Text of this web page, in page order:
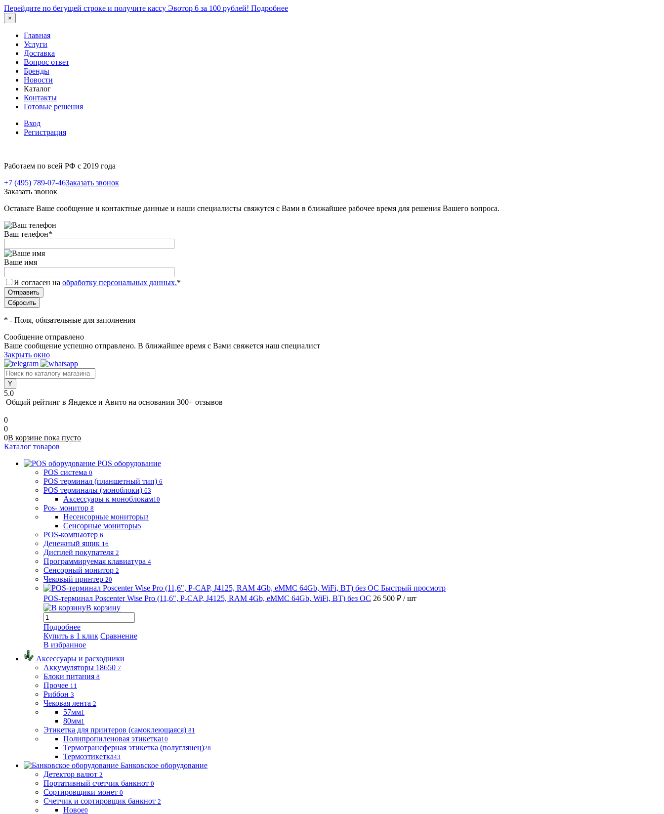
Перейдите по бегущей строке и получите кассу Эвотор 6 за 100 рублей! Подробнее
×
Главная
Услуги
Доставка
Вопрос ответ
Бренды
Новости
Каталог
Контакты
Готовые решения
Вход
Регистрация
Работаем по всей РФ с 2019 года
+7 (495) 789-07-46Заказать звонок
Заказать звонок
Оставьте Ваше сообщение и контактные данные и наши специалисты свяжутся с Вами в ближайшее рабочее время для решения Вашего вопроса.
Ваш телефон*
Ваше имя
Я согласен на обработку персональных данных.*
* - Поля, обязательные для заполнения
Сообщение отправлено
Ваше сообщение успешно отправлено. В ближайшее время с Вами свяжется наш специалист
Закрыть окно
5.0
Общий рейтинг в Яндексе и Авито на основании 300+ отзывов
0
0
0В корзине пока пусто
Каталог товаров
POS оборудование
POS система 0
POS терминал (планшетный тип) 6
POS терминалы (моноблоки) 63
Аксессуары к моноблокам10
Pos- монитор 8
Несенсорные мониторы3
Сенсорные мониторы5
POS-компьютер 6
Денежный ящик 16
Дисплей покупателя 2
Программируемая клавиатура 4
Сенсорный монитор 2
Чековый принтер 20
Быстрый просмотр
POS-терминал Poscenter Wise Pro (11,6", P-CAP, J4125, RAM 4Gb, eMMC 64Gb, WiFi, BT) без ОС 26 500 ₽ / шт
В корзину
Подробнее
Купить в 1 клик Сравнение
В избранное
Аксессуары и расходники
Аккумуляторы 18650 7
Блоки питания 8
Прочее 11
Риббон 3
Чековая лента 2
57мм1
80мм1
Этикетка для принтеров (самоклеющаяся) 81
Полипропиленовая этикетка10
Термотрансферная этикетка (полуглянец)28
Термоэтикетка43
Банковское оборудование
Детектор валют 2
Портативный счетчик банкнот 0
Сортировщики монет 0
Счетчик и сортировщик банкнот 2
Новое0